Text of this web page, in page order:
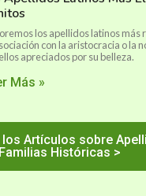
los apellidos latinos más
con la aristocracia o la
apreciados por su belleza.
Más »
Artículos sobre
Familias Históricas >